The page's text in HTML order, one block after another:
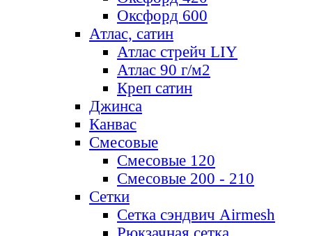
Оксфорд 600
Атлас, сатин
Атлас стрейч LIY
Атлас 90 г/м2
Креп сатин
Джинса
Канвас
Смесовые
Смесовые 120
Смесовые 200 - 210
Сетки
Сетка сэндвич Airmesh